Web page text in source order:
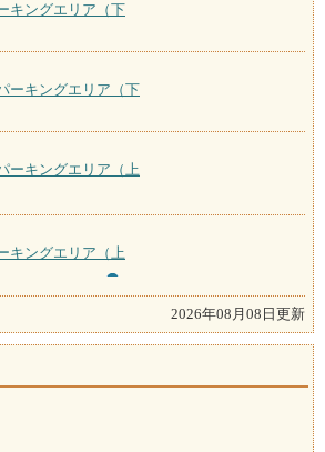
キングエリア（下
ーキングエリア（下
ーキングエリア（上
キングエリア（上
2026年08月08日更新